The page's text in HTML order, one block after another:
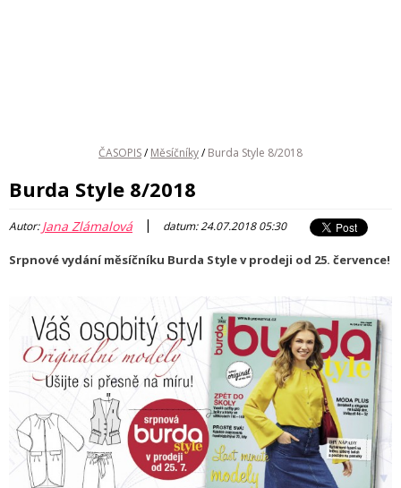
ČASOPIS/ Měsíčníky/ Burda Style 8/2018
Burda Style 8/2018
Autor:Jana Zlámalová | datum: 24.07.2018 05:30
Srpnové vydání měsíčníku Burda Style v prodeji od 25. července!